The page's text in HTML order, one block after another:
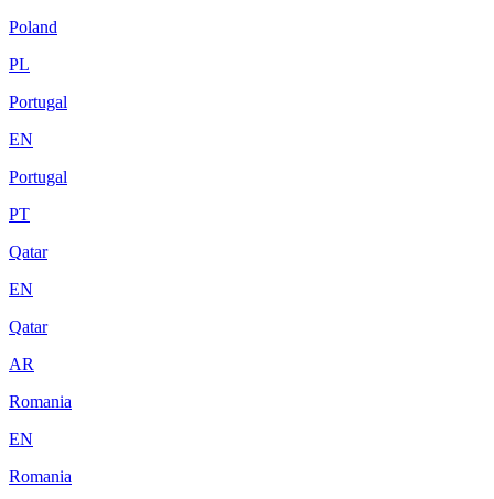
Poland
PL
Portugal
EN
Portugal
PT
Qatar
EN
Qatar
AR
Romania
EN
Romania